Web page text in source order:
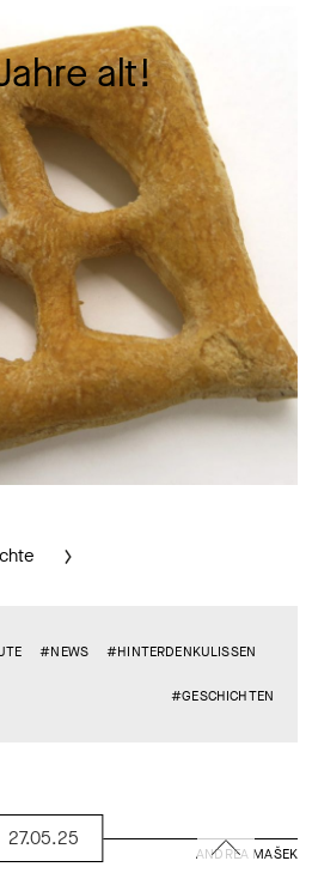
alt!
#NEWS #HINTERDENKULISSEN
#GESCHICHTEN
ANDREA MAŠEK
27.05.25